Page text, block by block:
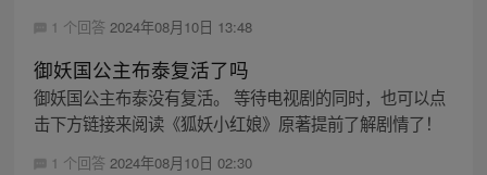
1 个回答 2024年08月10日 13:48
御妖国公主布泰复活了吗
御妖国公主布泰没有复活。 等待电视剧的同时，也可以点
击下方链接来阅读《狐妖小红娘》原著提前了解剧情了！
1 个回答 2024年08月10日 02:30